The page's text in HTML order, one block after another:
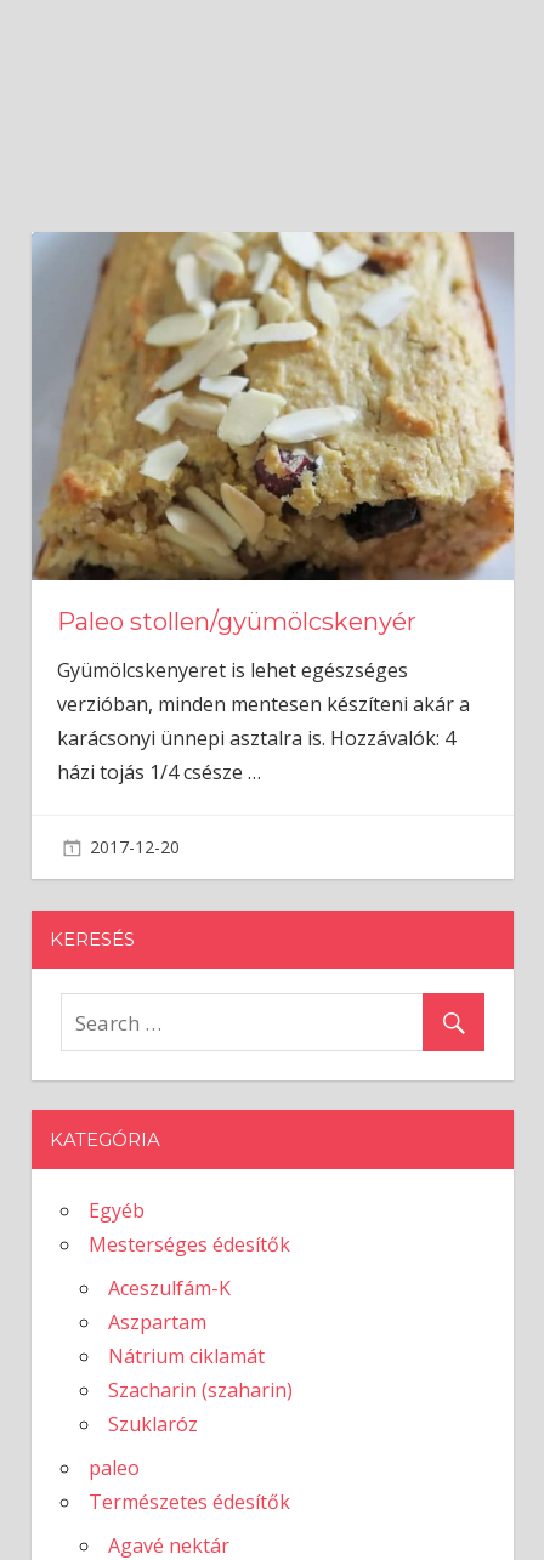
Paleo stollen/gyümölcskenyér
Gyümölcskenyeret is lehet egészséges
verzióban, minden mentesen készíteni akár a
karácsonyi ünnepi asztalra is. Hozzávalók: 4
házi tojás 1/4 csésze …
2017-12-20
KERESÉS
KATEGÓRIA
Egyéb
Mesterséges édesítők
Aceszulfám-K
Aszpartam
Nátrium ciklamát
Szacharin (szaharin)
Szuklaróz
paleo
Természetes édesítők
Agavé nektár